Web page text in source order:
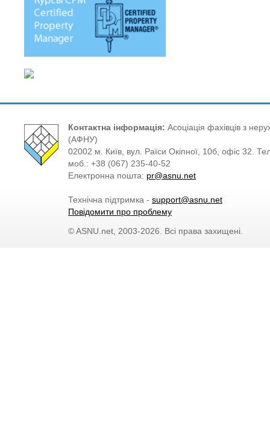
Контактна інформація: Асоціація фахівців з
(АФНУ)
02002 м. Київ, вул. Раїси Окіпної, 10б, офіс 32.
моб.: +38 (067) 235-40-52
Електронна пошта: pr@asnu.net
Технічна підтримка - support@asnu.net
Повідомити про проблему
© ASNU.net, 2003-2026. Всі права захищені.